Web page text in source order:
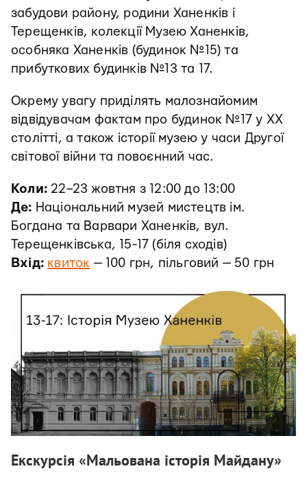
забудови району, родини Ханенків і
Терещенків, колекції Музею Ханенків,
особняка Ханенків (будинок №15) та
прибуткових будинків №13 та 17.
Окрему увагу приділять малознайомим
відвідувачам фактам про будинок №17 у XX
столітті, а також історії музею у часи Другої
світової війни та повоєнний час.
Коли: 22–23 жовтня з 12:00 до 13:00
Де: Національний музей мистецтв ім.
Богдана та Варвари Ханенків, вул.
Терещенківська, 15-17 (біля сходів)
Вхід: квиток — 100 грн, пільговий — 50 грн
Екскурсія «Мальована історія Майдану»